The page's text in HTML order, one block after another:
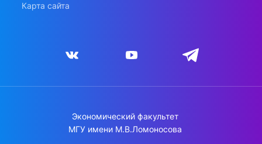
Карта сайта
Экономический факультет
МГУ имени М.В.Ломоносова